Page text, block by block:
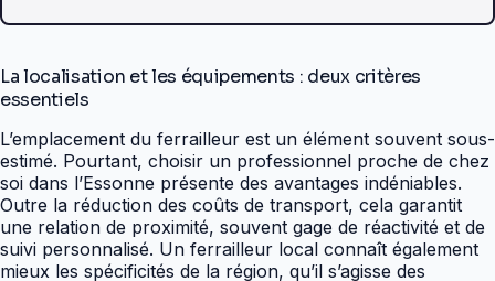
La localisation et les équipements : deux critères
essentiels
L’emplacement du ferrailleur est un élément souvent sous-
estimé. Pourtant, choisir un professionnel proche de chez
soi dans l’Essonne présente des avantages indéniables.
Outre la réduction des coûts de transport, cela garantit
une relation de proximité, souvent gage de réactivité et de
suivi personnalisé. Un ferrailleur local connaît également
mieux les spécificités de la région, qu’il s’agisse des